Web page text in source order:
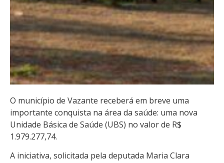
O município de Vazante receberá em breve uma
importante conquista na área da saúde: uma nova
Unidade Básica de Saúde (UBS) no valor de R$
1.979.277,74.
A iniciativa, solicitada pela deputada Maria Clara